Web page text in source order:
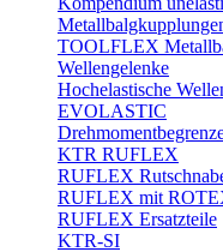
TOOLFLEX
Wellengelenke
Hochelastische
EVOLASTIC
KTR RUFLEX
RUFLEX
RUFLEX mit
RUFLEX Ersatzteile
KTR-SI